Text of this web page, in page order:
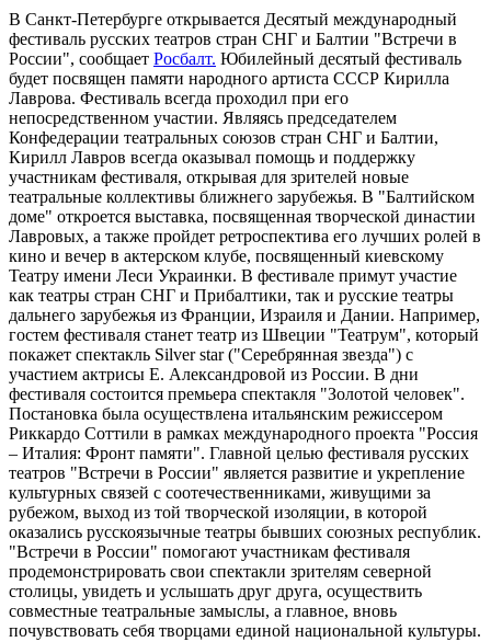
В Санкт-Петербурге открывается Десятый международный
фестиваль русских театров стран СНГ и Балтии "Встречи в
России", сообщает Росбалт. Юбилейный десятый фестиваль
будет посвящен памяти народного артиста СССР Кирилла
Лаврова. Фестиваль всегда проходил при его
непосредственном участии. Являясь председателем
Конфедерации театральных союзов стран СНГ и Балтии,
Кирилл Лавров всегда оказывал помощь и поддержку
участникам фестиваля, открывая для зрителей новые
театральные коллективы ближнего зарубежья. В "Балтийском
доме" откроется выставка, посвященная творческой династии
Лавровых, а также пройдет ретроспектива его лучших ролей в
кино и вечер в актерском клубе, посвященный киевскому
Театру имени Леси Украинки. В фестивале примут участие
как театры стран СНГ и Прибалтики, так и русские театры
дальнего зарубежья из Франции, Израиля и Дании. Например,
гостем фестиваля станет театр из Швеции "Театрум", который
покажет спектакль Silver star ("Серебрянная звезда") с
участием актрисы Е. Александровой из России. В дни
фестиваля состоится премьера спектакля "Золотой человек".
Постановка была осуществлена итальянским режиссером
Риккардо Соттили в рамках международного проекта "Россия
– Италия: Фронт памяти". Главной целью фестиваля русских
театров "Встречи в России" является развитие и укрепление
культурных связей с соотечественниками, живущими за
рубежом, выход из той творческой изоляции, в которой
оказались русскоязычные театры бывших союзных республик.
"Встречи в России" помогают участникам фестиваля
продемонстрировать свои спектакли зрителям северной
столицы, увидеть и услышать друг друга, осуществить
совместные театральные замыслы, а главное, вновь
почувствовать себя творцами единой национальной культуры.